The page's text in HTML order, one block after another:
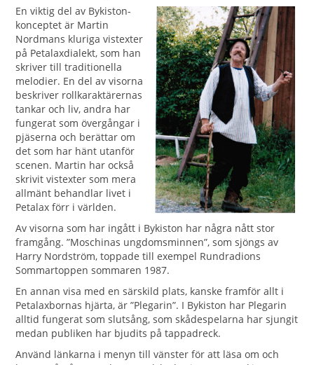
En viktig del av Bykiston-
konceptet är Martin
Nordmans kluriga vistexter
på Petalaxdialekt, som han
skriver till traditionella
melodier. En del av visorna
beskriver rollkaraktärernas
tankar och liv, andra har
fungerat som övergångar i
pjäserna och berättar om
det som har hänt utanför
scenen. Martin har också
skrivit vistexter som mera
allmänt behandlar livet i
Petalax förr i världen.
Av visorna som har ingått i Bykiston har några nått stor
framgång. ”Moschinas ungdomsminnen”, som sjöngs av
Harry Nordström, toppade till exempel Rundradions
Sommartoppen sommaren 1987.
En annan visa med en särskild plats, kanske framför allt i
Petalaxbornas hjärta, är ”Plegarin”. I Bykiston har Plegarin
alltid fungerat som slutsång, som skådespelarna har sjungit
medan publiken har bjudits på tappadreck.
Använd länkarna i menyn till vänster för att läsa om och